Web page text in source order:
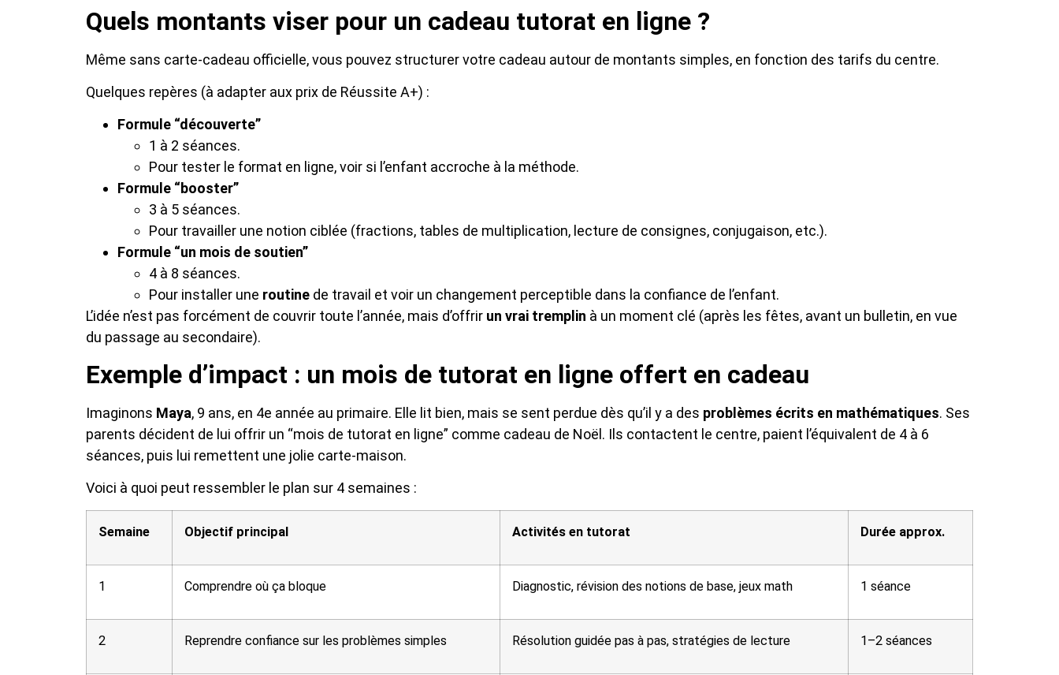
Quels montants viser pour un cadeau tutorat en ligne ?
Même sans carte-cadeau officielle, vous pouvez structurer votre cadeau autour de montants simples, en fonction des tarifs du centre.
Quelques repères (à adapter aux prix de Réussite A+) :
Formule “découverte”
1 à 2 séances.
Pour tester le format en ligne, voir si l’enfant accroche à la méthode.
Formule “booster”
3 à 5 séances.
Pour travailler une notion ciblée (fractions, tables de multiplication, lecture de consignes, conjugaison, etc.).
Formule “un mois de soutien”
4 à 8 séances.
Pour installer une routine de travail et voir un changement perceptible dans la confiance de l’enfant.
L’idée n’est pas forcément de couvrir toute l’année, mais d’offrir un vrai tremplin à un moment clé (après les fêtes, avant un bulletin, en vue
du passage au secondaire).
Exemple d’impact : un mois de tutorat en ligne offert en cadeau
Imaginons Maya, 9 ans, en 4e année au primaire. Elle lit bien, mais se sent perdue dès qu’il y a des problèmes écrits en mathématiques. Ses
parents décident de lui offrir un “mois de tutorat en ligne” comme cadeau de Noël. Ils contactent le centre, paient l’équivalent de 4 à 6
séances, puis lui remettent une jolie carte-maison.
Voici à quoi peut ressembler le plan sur 4 semaines :
Semaine Objectif principal Activités en tutorat Durée approx.
1 Comprendre où ça bloque Diagnostic, révision des notions de base, jeux math 1 séance
2 Reprendre confiance sur les problèmes simples Résolution guidée pas à pas, stratégies de lecture 1–2 séances